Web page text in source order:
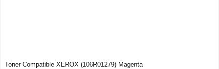
Toner Compatible XEROX (106R01279) Magenta